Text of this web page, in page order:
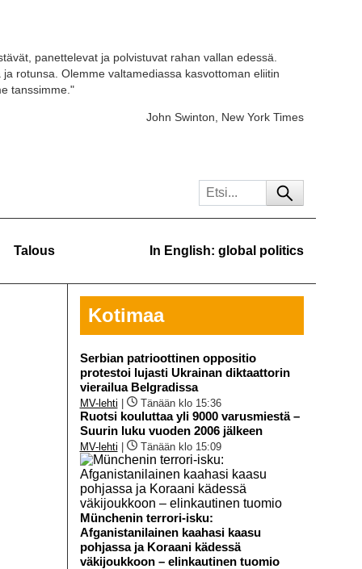
panettelevat ja polvistuvat rahan vallan edessä.
rotunsa. Olemme valtamediassa kasvottoman eliitin
tanssimme."
John Swinton, New York Times
Talous In English: global politics
Kotimaa
Serbian patrioottinen oppositio
protestoi lujasti Ukrainan diktaattorin
vierailua Belgradissa
MV-lehti Tänään klo 15:36
Ruotsi kouluttaa yli 9000 varusmiestä –
Suurin luku vuoden 2006 jälkeen
MV-lehti Tänään klo 15:09
Münchenin terrori-isku:
Afganistanilainen kaahasi kaasu
pohjassa ja Koraani kädessä
väkijoukkoon – elinkautinen tuomio